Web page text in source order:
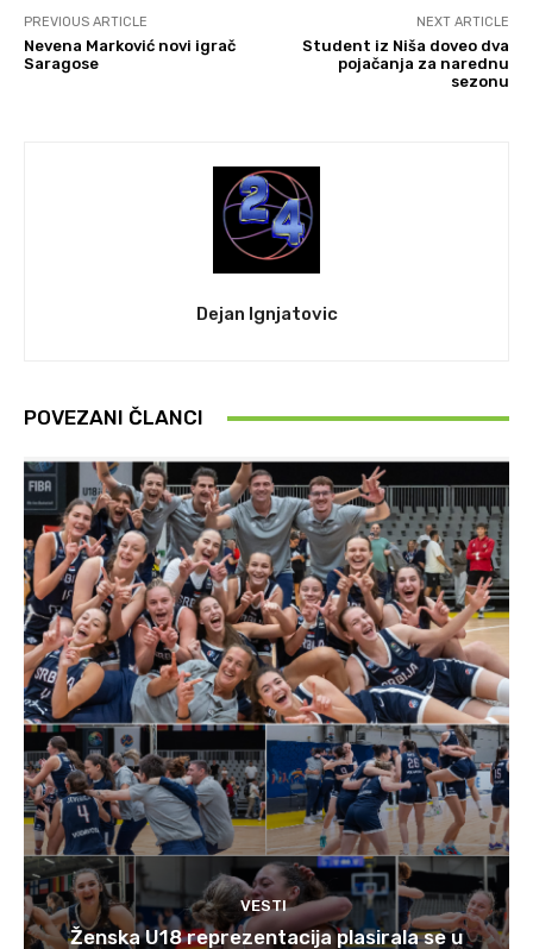
PREVIOUS ARTICLE
Nevena Marković novi igrač
Saragose
NEXT ARTICLE
Student iz Niša doveo dva
pojačanja za narednu
sezonu
Dejan Ignjatovic
POVEZANI ČLANCI
VESTI
Ženska U18 reprezentacija plasirala se u